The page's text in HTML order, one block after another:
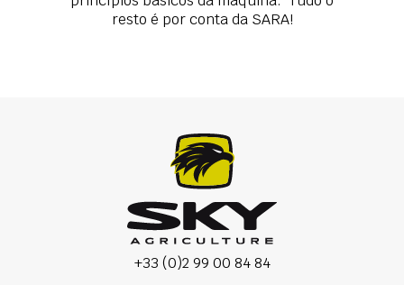
resto é por conta da SARA!
+33 (0)2 99 00 84 84